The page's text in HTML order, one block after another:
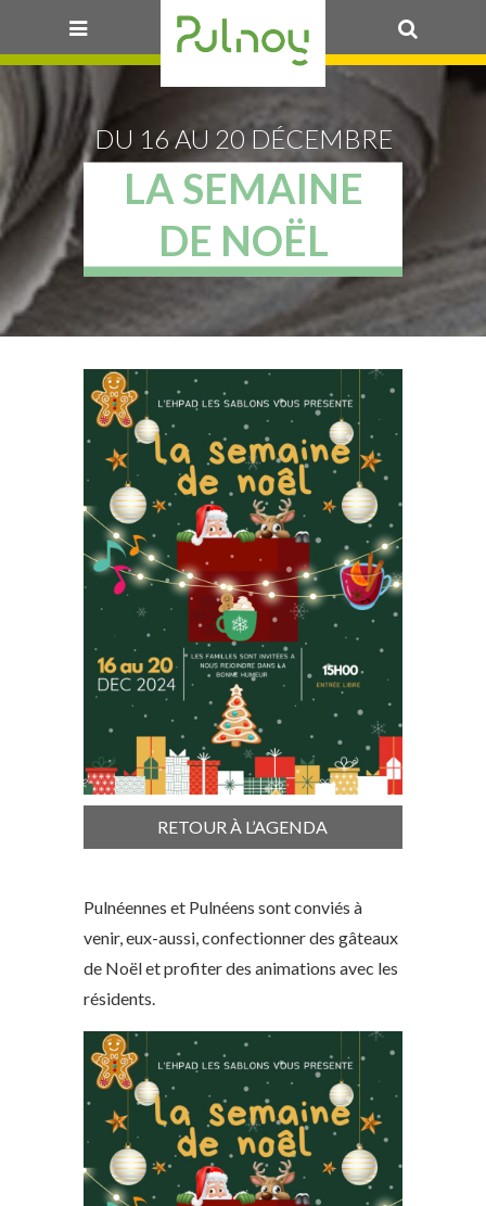
DU 16 AU 20 DÉCEMBRE
LA SEMAINE
DE NOËL
RETOUR À L’AGENDA
Pulnéennes et Pulnéens sont conviés à
venir, eux-aussi, confectionner des gâteaux
de Noël et profiter des animations avec les
résidents.